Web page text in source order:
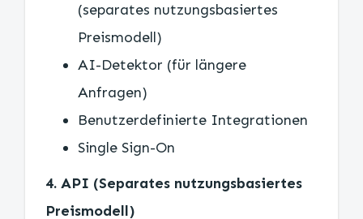
(separates nutzungsbasiertes
Preismodell)
AI-Detektor (für längere
Anfragen)
Benutzerdefinierte Integrationen
Single Sign-On
4. API (Separates nutzungsbasiertes
Preismodell)